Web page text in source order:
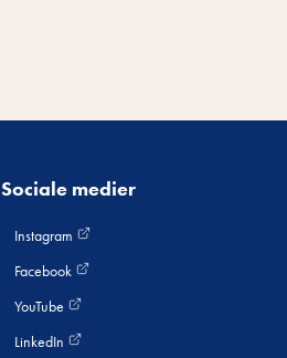
Sociale medier
Instagram
Facebook
YouTube
LinkedIn